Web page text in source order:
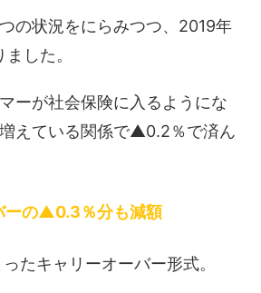
の状況をにらみつつ、2019年
した。
ーが社会保険に入るようにな
えている関係で▲0.2％で済ん
ーの▲0.3％分も減額
たキャリーオーバー形式。